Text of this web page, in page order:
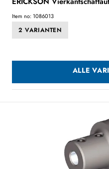
Item no: 1086013
2 VARIANTEN
ALLE